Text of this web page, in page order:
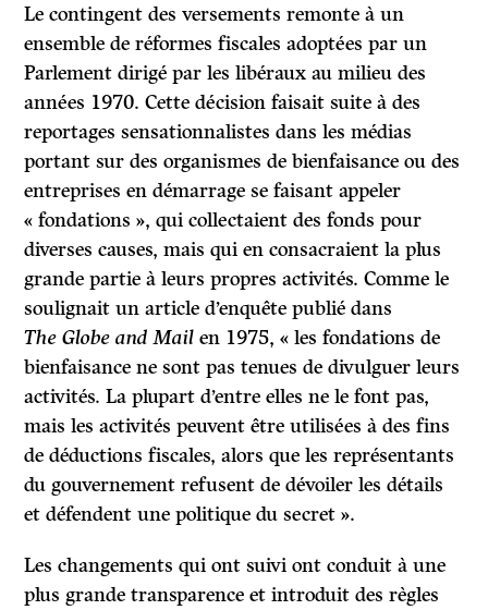
Le contingent des versements remonte à un
ensemble de réformes fiscales adoptées par un
Parlement dirigé par les libéraux au milieu des
années 1970. Cette décision faisait suite à des
reportages sensationnalistes dans les médias
portant sur des organismes de bienfaisance ou des
entreprises en démarrage se faisant appeler
« fondations », qui collectaient des fonds pour
diverses causes, mais qui en consacraient la plus
grande partie à leurs propres activités. Comme le
soulignait un article d’enquête publié dans
The Globe and Mail en 1975, « les fondations de
bienfaisance ne sont pas tenues de divulguer leurs
activités. La plupart d’entre elles ne le font pas,
mais les activités peuvent être utilisées à des fins
de déductions fiscales, alors que les représentants
du gouvernement refusent de dévoiler les détails
et défendent une politique du secret ».
Les changements qui ont suivi ont conduit à une
plus grande transparence et introduit des règles